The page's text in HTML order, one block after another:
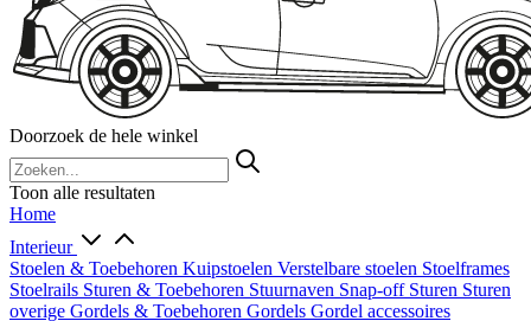
Doorzoek de hele winkel
Toon alle resultaten
Home
Interieur
Stoelen & Toebehoren Kuipstoelen Verstelbare stoelen Stoelframes
Stoelrails Sturen & Toebehoren Stuurnaven Snap-off Sturen Sturen
overige Gordels & Toebehoren Gordels Gordel accessoires